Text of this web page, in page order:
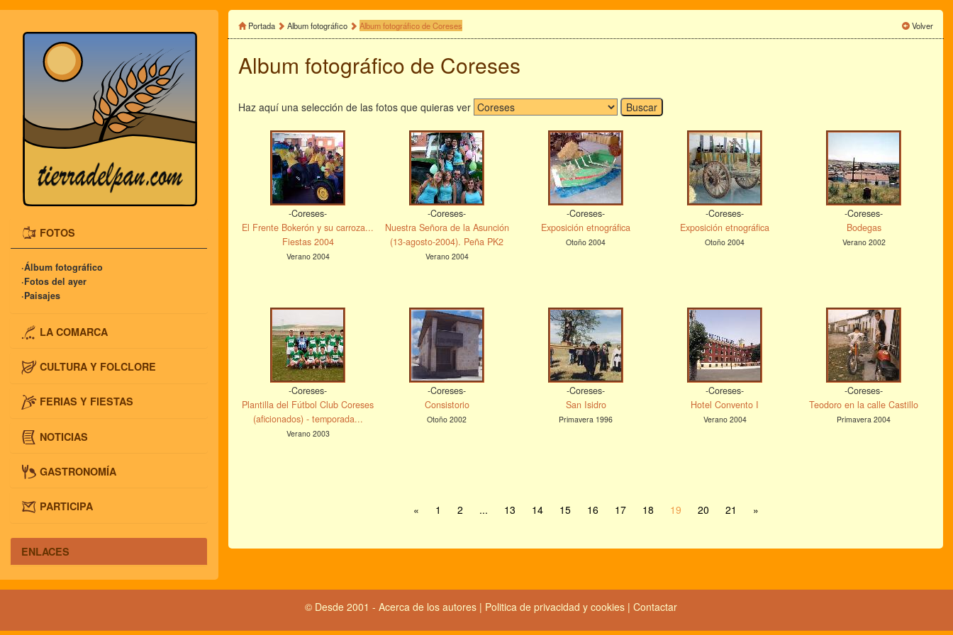
FOTOS
·Álbum fotográfico
·Fotos del ayer
·Paisajes
LA COMARCA
CULTURA Y FOLCLORE
FERIAS Y FIESTAS
NOTICIAS
GASTRONOMÍA
PARTICIPA
ENLACES
Portada Album fotográfico Album fotográfico de Coreses Volver
Album fotográfico de Coreses
Haz aquí una selección de las fotos que quieras ver
-Coreses-
El Frente Bokerón y su carroza...
Fiestas 2004
Verano 2004
-Coreses-
Nuestra Señora de la Asunción
(13-agosto-2004). Peña PK2
Verano 2004
-Coreses-
Exposición etnográfica
Otoño 2004
-Coreses-
Exposición etnográfica
Otoño 2004
-Coreses-
Bodegas
Verano 2002
-Coreses-
Plantilla del Fútbol Club Coreses
(aficionados) - temporada...
Verano 2003
-Coreses-
Consistorio
Otoño 2002
-Coreses-
San Isidro
Primavera 1996
-Coreses-
Hotel Convento I
Verano 2004
-Coreses-
Teodoro en la calle Castillo
Primavera 2004
« 1 2 ... 13 14 15 16 17 18 19 20 21 »
© Desde 2001 - Acerca de los autores| Politica de privacidad y cookies | Contactar